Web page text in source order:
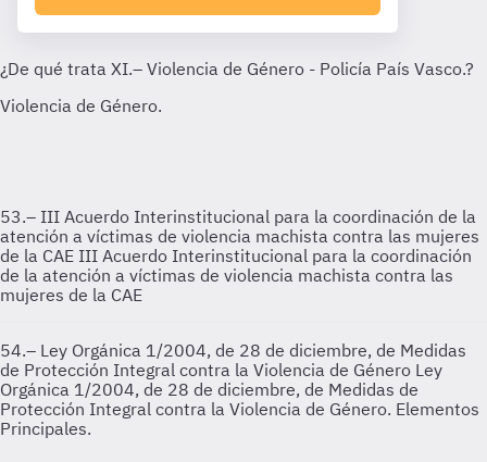
53.– III Acuerdo Interinstitucional para la coordinación de la
atención a víctimas de violencia machista contra las mujeres
de la CAE III Acuerdo Interinstitucional para la coordinación
de la atención a víctimas de violencia machista contra las
mujeres de la CAE
54.– Ley Orgánica 1/2004, de 28 de diciembre, de Medidas
de Protección Integral contra la Violencia de Género Ley
Orgánica 1/2004, de 28 de diciembre, de Medidas de
Protección Integral contra la Violencia de Género. Elementos
Principales.